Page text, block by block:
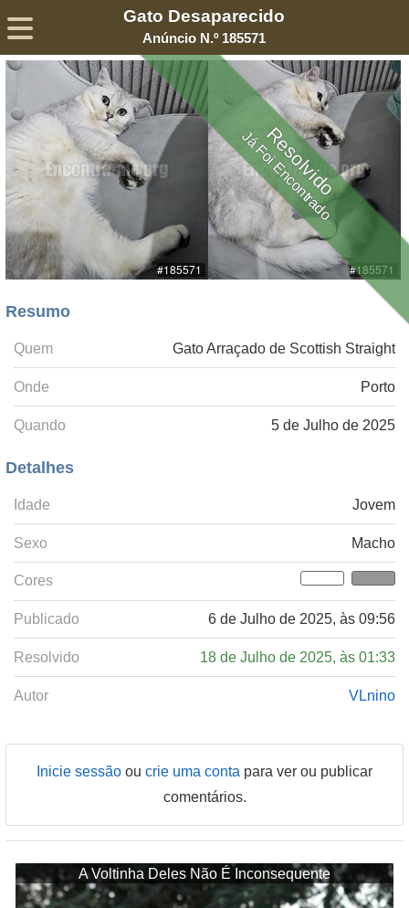
Resolvido
Já Foi Encontrado
Gato Desaparecido
Anúncio N.º 185571
Resumo
Quem Gato Arraçado de Scottish Straight
Onde Porto
Quando 5 de Julho de 2025
Detalhes
Idade Jovem
Sexo Macho
Cores
Publicado 6 de Julho de 2025, às 09:56
Resolvido 18 de Julho de 2025, às 01:33
Autor VLnino
Inicie sessão ou crie uma conta para ver ou publicar
comentários.
A Voltinha Deles Não É Inconsequente
Sobre Declaração de Privacidade Termos de Serviço
©2005-2026 Encontra-me® – Todos os Direitos Reservados